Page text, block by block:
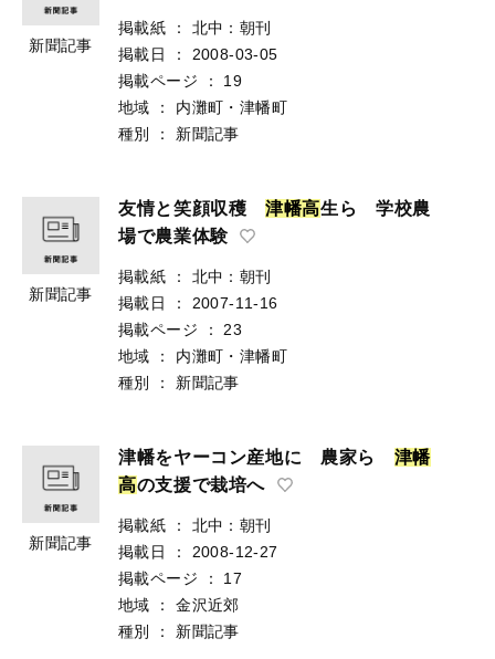
新聞記事
掲載紙 ：
北中：朝刊
掲載日
：
2008-03-05
掲載ページ
：
19
地域
：
内灘町・津幡町
種別
： 新聞記事
新聞記事
友情と笑顔収穫津幡高生ら 学校農
場で農業体験
掲載紙 ：
北中：朝刊
掲載日
：
2007-11-16
掲載ページ
：
23
地域
：
内灘町・津幡町
種別
： 新聞記事
新聞記事
津幡をヤーコン産地に 農家ら 津幡
高の支援で栽培へ
掲載紙 ：
北中：朝刊
掲載日
：
2008-12-27
掲載ページ
：
17
地域
：
金沢近郊
種別
： 新聞記事